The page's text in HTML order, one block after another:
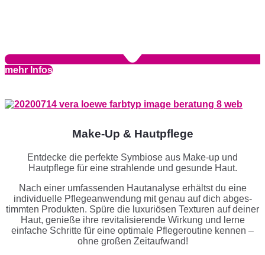
mehr Infos
Make-Up & Hautpflege
Entdecke die perfekte Symbiose aus Make-up und
Hautpflege für eine strahlende und gesunde Haut.
Nach einer umfassenden Hautanalyse erhältst du eine
individuelle Pflegean­wendung mit genau auf dich abges­
timmten Produkten. Spüre die luxuriösen Texturen auf deiner
Haut, genieße ihre revital­isierende Wirkung und lerne
einfache Schritte für eine optimale Pflegeroutine kennen –
ohne großen Zeitaufwand!